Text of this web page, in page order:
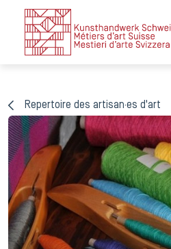
Repertoire des artisan·es d'art